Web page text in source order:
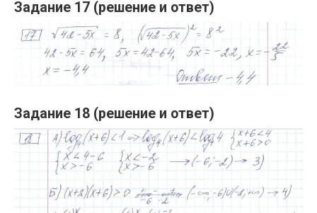
Задание 17 (решение и ответ)
Задание 18 (решение и ответ)